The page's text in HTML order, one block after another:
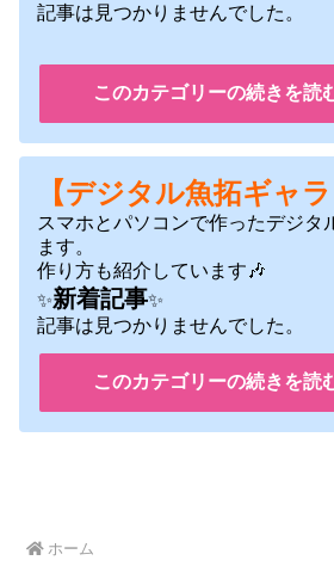
記事は見つかりませんでした。
このカテゴリーの続きを読
【デジタル魚拓ギャラ
スマホとパソコンで作ったデジタ
ます。
作り方も紹介しています🎶
✨新着記事✨
記事は見つかりませんでした。
このカテゴリーの続きを読
ホーム